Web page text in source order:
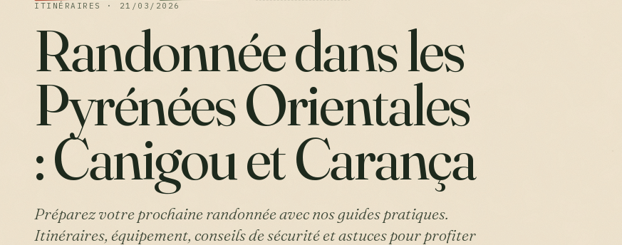
ITINÉRAIRES · 21/03/2026
Randonnée dans les
Pyrénées Orientales
: Canigou et Carança
Préparez votre prochaine randonnée avec nos guides pratiques.
Itinéraires, équipement, conseils de sécurité et astuces pour profiter